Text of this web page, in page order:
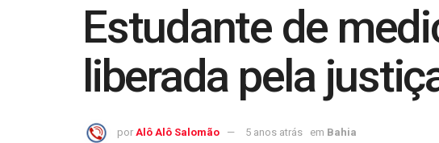
Estudante de
liberada pela
por Alô Alô Salomão 5 anos atrás em Bahia